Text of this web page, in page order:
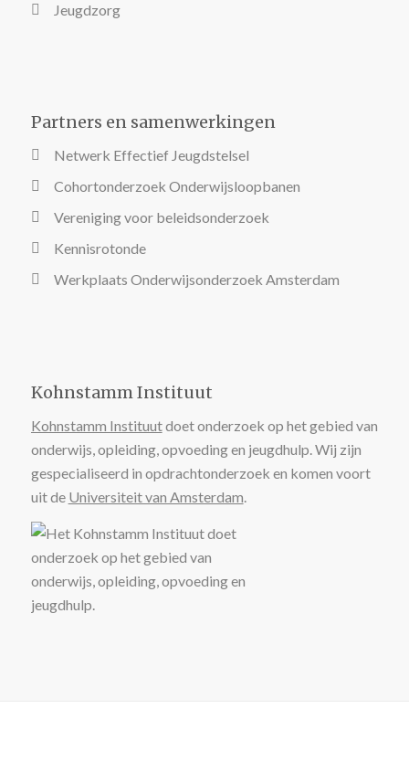
Jeugdzorg
Partners en samenwerkingen
Netwerk Effectief Jeugdstelsel
Cohortonderzoek Onderwijsloopbanen
Vereniging voor beleidsonderzoek
Kennisrotonde
Werkplaats Onderwijsonderzoek Amsterdam
Kohnstamm Instituut
Kohnstamm Instituutdoet onderzoek op het gebied van
onderwijs, opleiding, opvoeding en jeugdhulp. Wij zijn
gespecialiseerd in opdrachtonderzoek en komen voort
uit de Universiteit van Amsterdam.